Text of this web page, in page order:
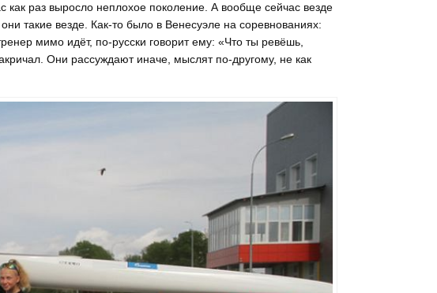
как раз выросло неплохое поколение. А вообще сейчас везде
такие везде. Как-то было в Венесуэле на соревнованиях:
мимо идёт, по-русски говорит ему: «Что ты ревёшь,
Они рассуждают иначе, мыслят по-другому, не как